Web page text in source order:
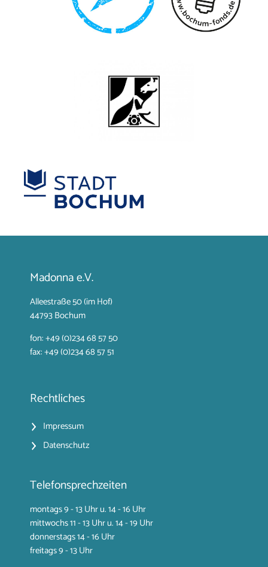
Madonna e.V.
Alleestraße 50 (im Hof)
44793 Bochum
fon: +49 (0)234 68 57 50
fax: +49 (0)234 68 57 51
Rechtliches
Impressum
Datenschutz
Telefonsprechzeiten
montags 9 - 13 Uhr u. 14 - 16 Uhr
mittwochs 11 - 13 Uhr u. 14 - 19 Uhr
donnerstags 14 - 16 Uhr
freitags 9 - 13 Uhr